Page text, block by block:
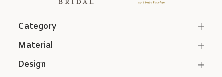
Category
Material
Design